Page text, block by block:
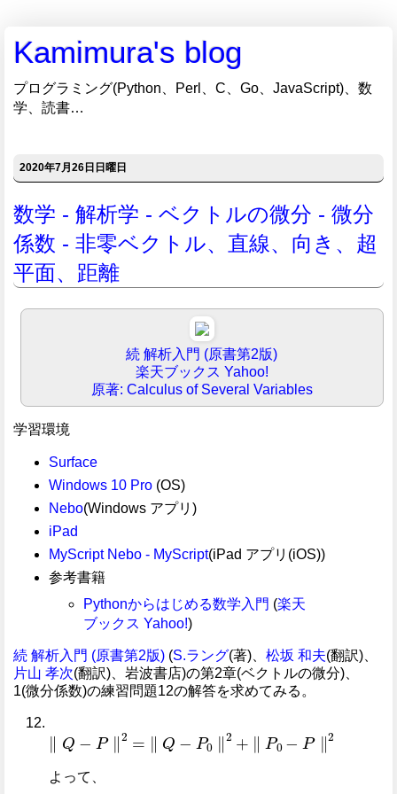
Kamimura's blog
プログラミング(Python、Perl、C、Go、JavaScript)、数
学、読書…
2020年7月26日日曜日
数学 - 解析学 - ベクトルの微分 - 微分
係数 - 非零ベクトル、直線、向き、超
平面、距離
続 解析入門 (原書第2版)
楽天ブックス Yahoo!
原著: Calculus of Several Variables
学習環境
Surface
Windows 10 Pro(OS)
Nebo(Windows アプリ)
iPad
MyScript Nebo - MyScript(iPad アプリ(iOS))
参考書籍
Pythonからはじめる数学入門 (楽天
ブックス Yahoo!)
続 解析入門 (原書第2版) (S.ラング(著)、 松坂 和夫(翻訳)、
片山 孝次(翻訳)、岩波書店)の第2章(ベクトルの微分)、
1(微分係数)の練習問題12の解答を求めてみる。
∥ Q- 2=∥Q P0 ∥2 ∥P 0-P ∥ 2
よって、